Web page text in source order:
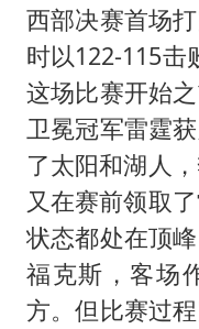
西部决赛首场
时以122-115击
这场比赛开始
卫冕冠军雷霆
了太阳和湖人
又在赛前领取
状态都处在顶
福克斯，客场
方。但比赛过